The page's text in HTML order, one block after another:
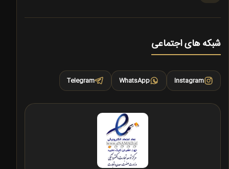
شبکه های اجتماعی
Instagram
WhatsApp
Telegram